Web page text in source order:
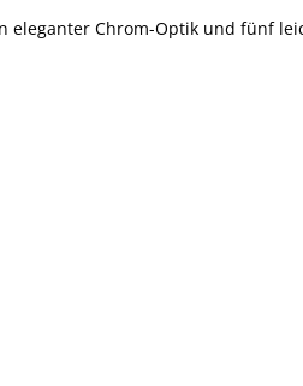
Chrom-Optik und fünf